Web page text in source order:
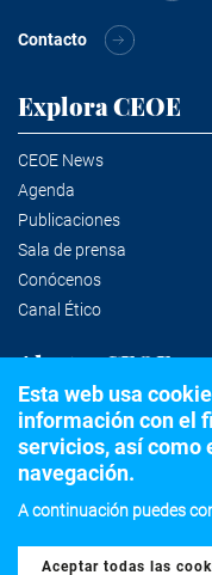
Contacto
Explora CEOE
CEOE News
Agenda
Publicaciones
Sala de prensa
Conócenos
Canal Ético
Alertas CEOE
Suscríbete a la
©2020 Confederación
Esta web usa
información con el
servicios, así como
navegación.
A continuación puedes
Aceptar todas las
Withdraw consent